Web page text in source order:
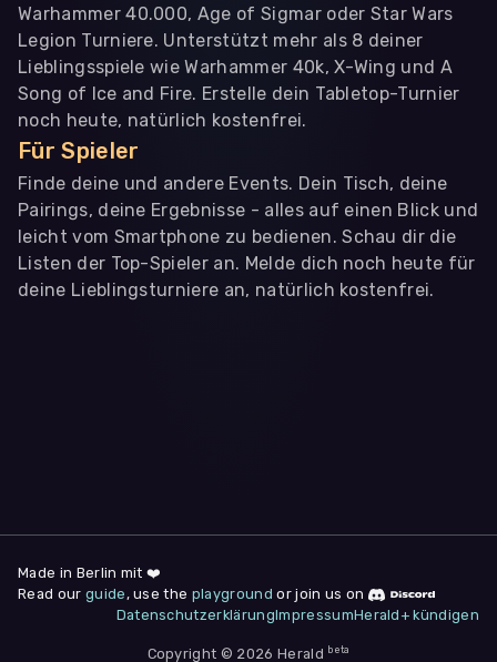
Warhammer 40.000, Age of Sigmar oder Star Wars
Legion Turniere. Unterstützt mehr als 8 deiner
Lieblingsspiele wie Warhammer 40k, X-Wing und A
Song of Ice and Fire. Erstelle dein Tabletop-Turnier
noch heute, natürlich kostenfrei.
Für Spieler
Finde deine und andere Events. Dein Tisch, deine
Pairings, deine Ergebnisse - alles auf einen Blick und
leicht vom Smartphone zu bedienen. Schau dir die
Listen der Top-Spieler an. Melde dich noch heute für
deine Lieblingsturniere an, natürlich kostenfrei.
deine Zustimmung jederzeit unter "
am Seitenende widerrufen.
Nur notwendige
Made in Berlin mit ❤️
Read our guide , use the playground or join us on
DatenschutzerklärungImpressumHerald+ kündigen
Copyright © 2026 Herald beta